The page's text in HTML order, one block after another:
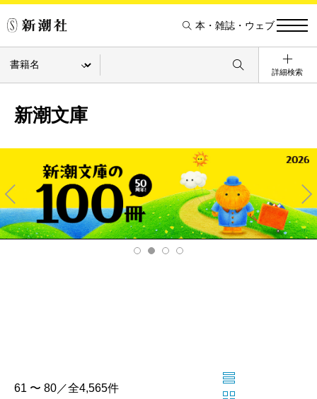
本・雑誌・ウェブ
詳細検索
新潮文庫
Pre
v
Ne
xt
61 〜 80／全4,565件